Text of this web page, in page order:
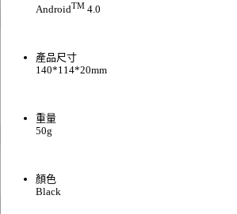
AndroidTM 4.0
產品尺寸
140*114*20mm
重量
50g
顏色
Black